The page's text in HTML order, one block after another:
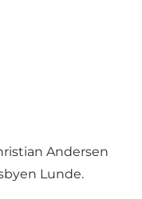
Andersen
Lunde.